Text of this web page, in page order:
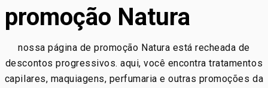
promoção Natura
nossa página de promoção Natura está recheada de
descontos progressivos. aqui, você encontra tratamentos
capilares, maquiagens, perfumaria e outras promoções da